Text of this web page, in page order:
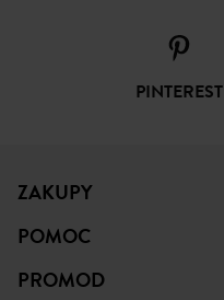
PINTEREST
ZAKUPY
POMOC
PROMOD